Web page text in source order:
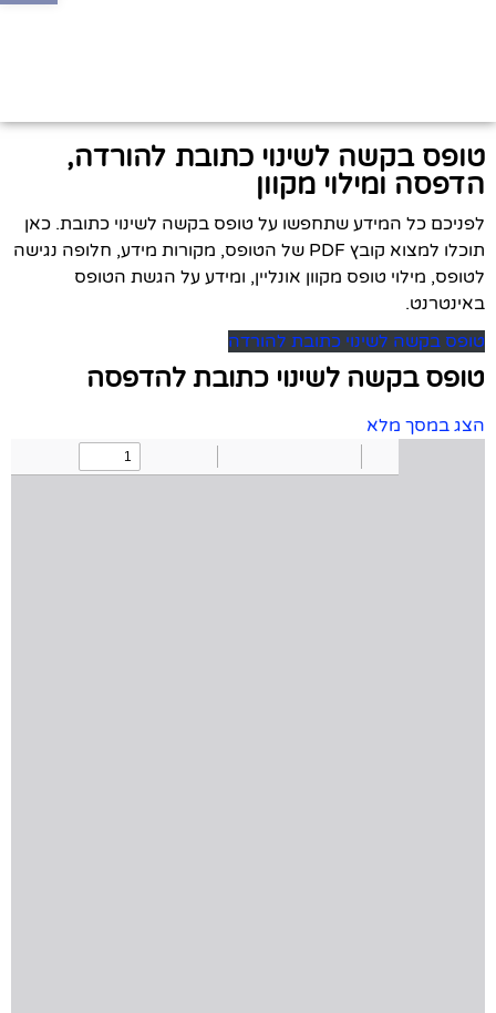
טופס בקשה לשינוי כתובת להורדה,
הדפסה ומילוי מקוון
לפניכם כל המידע שתחפשו על טופס בקשה לשינוי כתובת. כאן
תוכלו למצוא קובץ PDF של הטופס, מקורות מידע, חלופה נגישה
לטופס, מילוי טופס מקוון אונליין, ומידע על הגשת הטופס
באינטרנט.
טופס בקשה לשינוי כתובת להורדה
טופס בקשה לשינוי כתובת להדפסה
הצג במסך מלא